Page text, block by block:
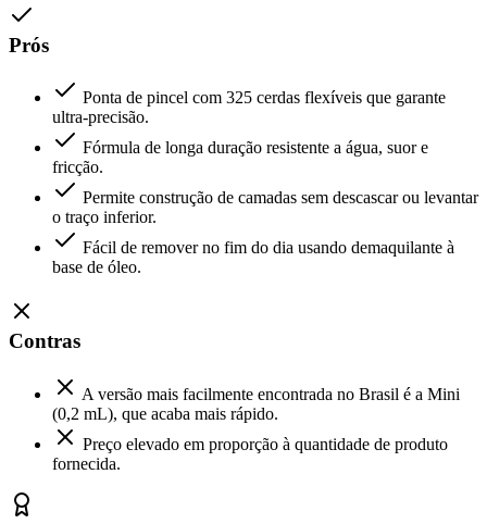
Prós
Ponta de pincel com 325 cerdas flexíveis que garante
ultra-precisão.
Fórmula de longa duração resistente a água, suor e
fricção.
Permite construção de camadas sem descascar ou levantar
o traço inferior.
Fácil de remover no fim do dia usando demaquilante à
base de óleo.
Contras
A versão mais facilmente encontrada no Brasil é a Mini
(0,2 mL), que acaba mais rápido.
Preço elevado em proporção à quantidade de produto
fornecida.